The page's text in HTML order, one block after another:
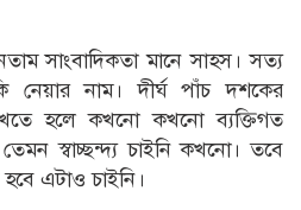
সাংবাদিকতা মানে সাহস। সত্য
নেয়ার নাম। দীর্ঘ পাঁচ দশকের
হলে কখনো কখনো ব্যক্তিগত
স্বাচ্ছন্দ্য চাইনি কখনো। তবে
এটাও চাইনি।